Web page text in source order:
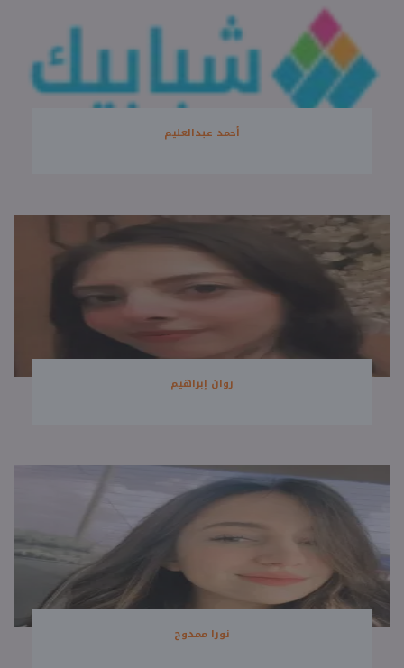
أحمد عبدالعليم
روان إبراهيم
نورا ممدوح